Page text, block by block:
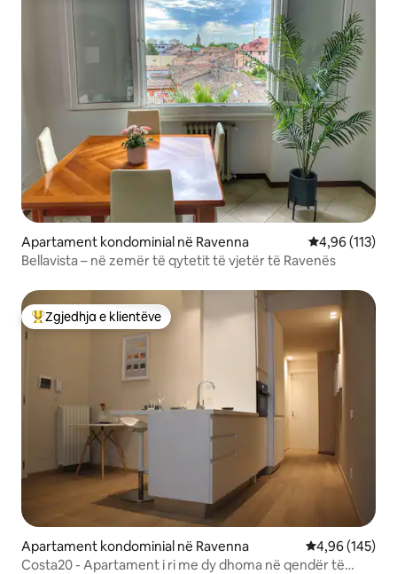
Apartament kondominial në Ravenna Vlerësimi
4,96 (113)
Bellavista – në zemër të qytetit të vjetër të Ravenës
Më të mirat e zgjedhjeve të klientëve
Zgjedhja e klientëve
Apartament kondominial në Ravenna Vlerësimi
4,96 (145)
Costa20 - Apartament i ri me dy dhoma në qendër të